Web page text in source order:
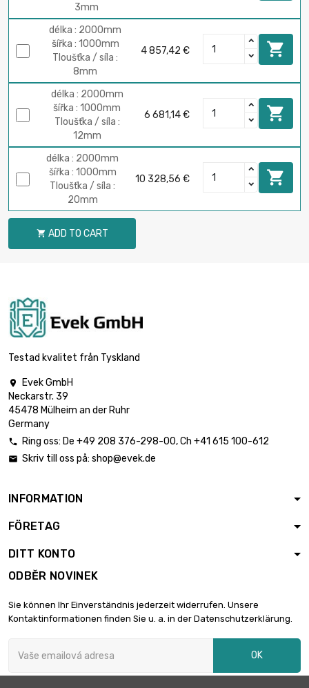
3mm
délka : 2000mm
šířka : 1000mm
Tloušťka / síla :
8mm
4 857,42 € 
délka : 2000mm
šířka : 1000mm
Tloušťka / síla :
12mm
6 681,14 € 
délka : 2000mm
šířka : 1000mm
Tloušťka / síla :
20mm
10 328,56 € 
 ADD TO CART
Testad kvalitet från Tyskland

Evek GmbH
Neckarstr. 39
45478 Mülheim an der Ruhr
Germany
 Ring oss: De +49 208 376-298-00, Ch +41 615 100-612
 Skriv till oss på: shop@evek.de
INFORMATION
FÖRETAG
DITT KONTO
ODBĚR NOVINEK
Sie können Ihr Einverständnis jederzeit widerrufen. Unsere
Kontaktinformationen finden Sie u. a. in der Datenschutzerklärung.
OK